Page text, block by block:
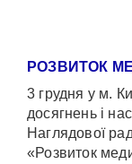
РОЗВИТОК
3 грудня у м.
досягнень і
Наглядової
«Розвиток